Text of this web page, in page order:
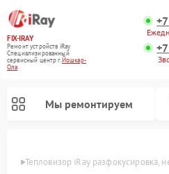
FIX-IRAY
Ремонт устройств iRay
Специализированный
cервисный центр г.Йошкар-
Ола
Мы ремонтируем
Тепловизор iRay разфокусировка,